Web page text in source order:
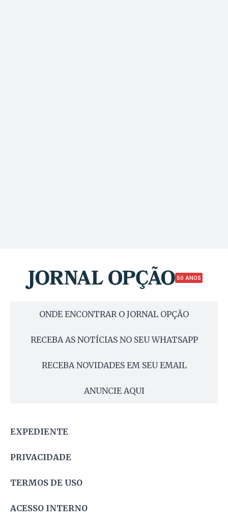
50 ANOS
ONDE ENCONTRAR O JORNAL OPÇÃO
RECEBA AS NOTÍCIAS NO SEU WHATSAPP
RECEBA NOVIDADES EM SEU EMAIL
ANUNCIE AQUI
EXPEDIENTE
PRIVACIDADE
TERMOS DE USO
ACESSO INTERNO